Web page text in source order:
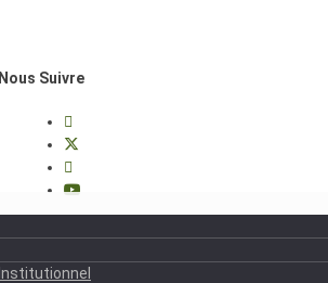
Nous Suivre
Institutionnel